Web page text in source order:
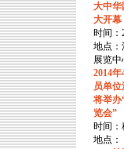
大中华
大开幕
时间：
地点：
展览中
2014
员单
将举办
览会”
时间：
地点：